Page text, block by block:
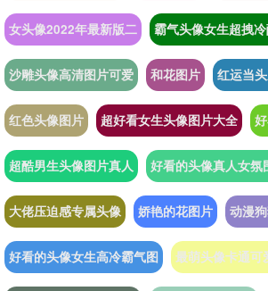
女头像2022年最新版二 霸气头像女生超拽
沙雕头像高清图片可爱 和花图片 红运当
红色头像图片 超好看女生头像图片大全
超酷男生头像图片真人 好看的头像真人女氛
大佬压迫感专属头像 娇艳的花图片 动漫
好看的头像女生高冷霸气图 最萌头像卡通可